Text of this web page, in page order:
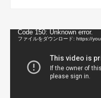
動Code 150: Unknown error.
ファイルをダウンロード: https://